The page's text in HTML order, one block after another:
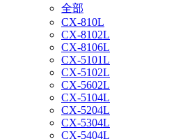
全部
CX-810L
CX-8102L
CX-8106L
CX-5101L
CX-5102L
CX-5602L
CX-5104L
CX-5204L
CX-5304L
CX-5404L